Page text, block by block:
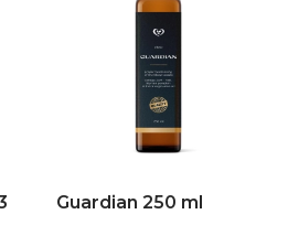
Guardian 250 ml